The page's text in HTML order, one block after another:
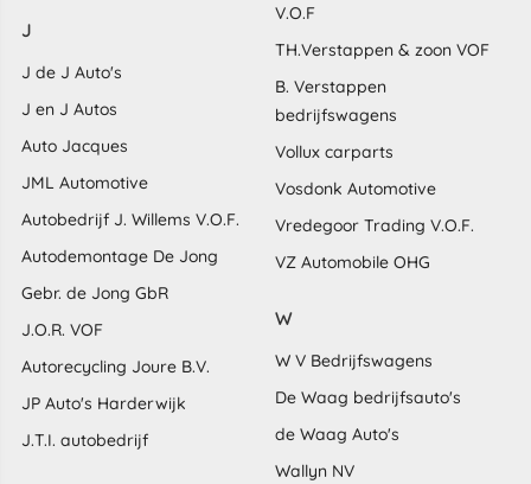
J
J de J Auto's
J en J Autos
Auto Jacques
JML Automotive
Autobedrijf J. Willems V.O.F.
Autodemontage De Jong
Gebr. de Jong GbR
J.O.R. VOF
Autorecycling Joure B.V.
JP Auto's Harderwijk
J.T.I. autobedrijf
V.O.F
TH.Verstappen & zoon VOF
B. Verstappen
bedrijfswagens
Vollux carparts
Vosdonk Automotive
Vredegoor Trading V.O.F.
VZ Automobile OHG
W
W V Bedrijfswagens
De Waag bedrijfsauto's
de Waag Auto's
Wallyn NV